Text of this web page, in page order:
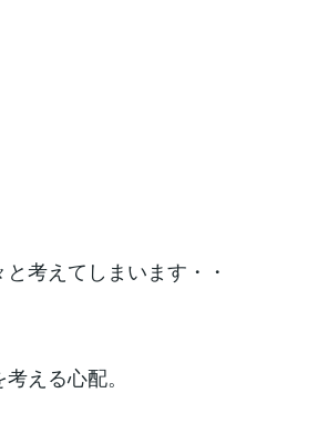
考えてしまいます・・
える心配。